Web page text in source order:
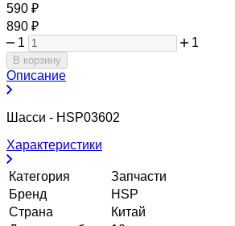
590 ₽
890 ₽
1
1
В корзину
Описание
Шасси - HSP03602
Характеристики
Категория
Запчасти
Бренд
HSP
Страна
Китай